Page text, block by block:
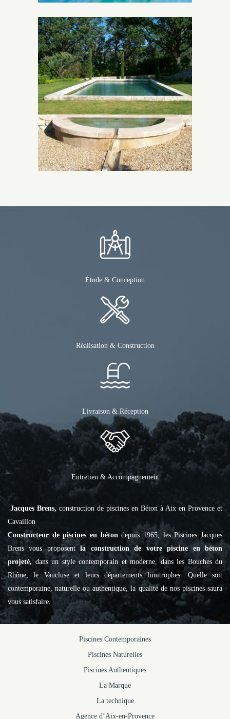
Étude & Conception
Réalisation & Construction
Livraison & Réception
Entretien & Accompagnement
Jacques Brens, construction de piscines en Béton à Aix en Provence et
Cavaillon
Constructeur de piscines en bétondepuis 1965, les Piscines Jacques
Brens vous proposentla construction de votre piscine en béton
projeté, dans un style contemporain et moderne, dans les Bouches du
Rhône, le Vaucluse et leurs départements limitrophes. Quelle soit
contemporaine, naturelle ou authentique, la qualité de nos piscines saura
vous satisfaire.
Piscines Contemporaines
Piscines Naturelles
Piscines Authentiques
La Marque
La technique
Agence d’Aix-en-Provence